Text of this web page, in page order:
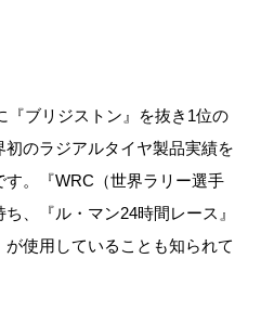
『ブリジストン』を抜き1位の
のラジアルタイヤ製品実績を
。『WRC（世界ラリー選手
、『ル・マン24時間レース』
使用していることも知られて